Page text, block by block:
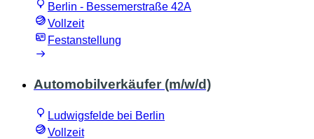
Berlin - Bessemerstraße 42A
Vollzeit
Festanstellung
Automobilverkäufer (m/w/d)
Ludwigsfelde bei Berlin
Vollzeit